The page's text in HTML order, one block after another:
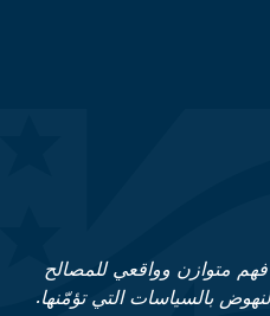
متوازن وواقعي للمصالح
بالسياسات التي تؤمّنها.